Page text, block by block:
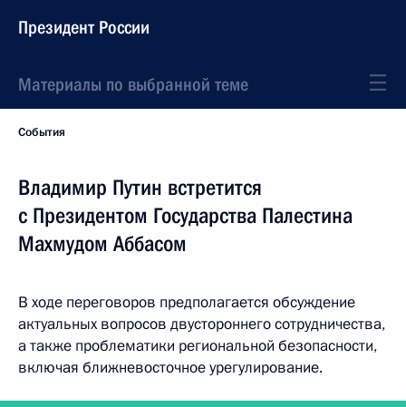
Президент России
Материалы по выбранной теме
События
Владимир Путин встретится
с Президентом Государства Палестина
Махмудом Аббасом
В ходе переговоров предполагается обсуждение
актуальных вопросов двустороннего сотрудничества,
а также проблематики региональной безопасности,
включая ближневосточное урегулирование.